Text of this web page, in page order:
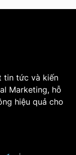
tin tức và kiến
Marketing, hỗ
hiệu quả cho